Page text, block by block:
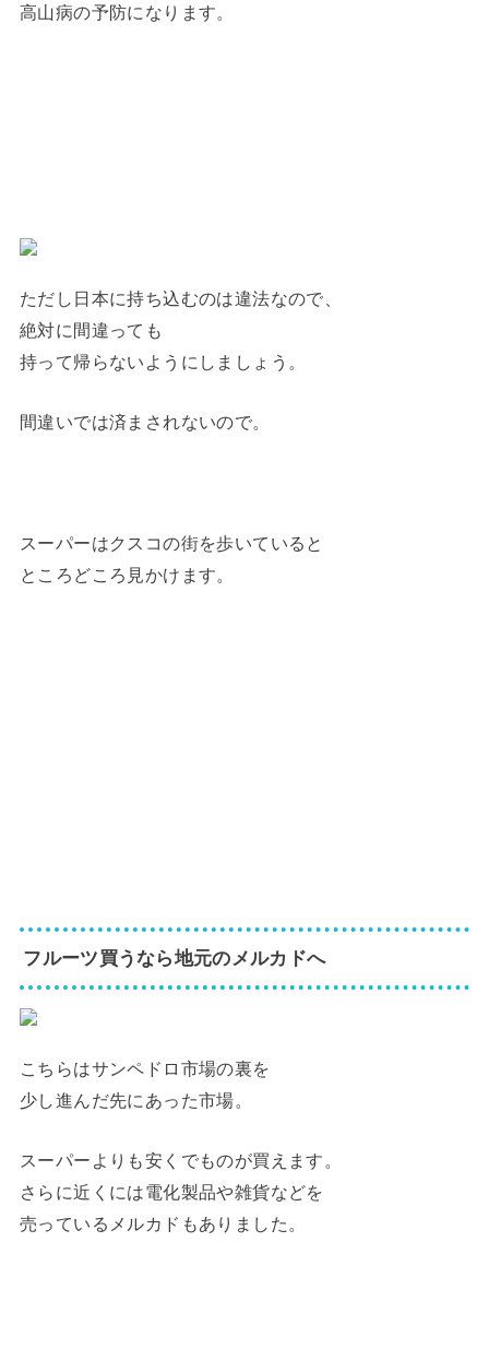
高山病の予防になります。
ただし日本に持ち込むのは違法なので、
絶対に間違っても
持って帰らないようにしましょう。
間違いでは済まされないので。
スーパーはクスコの街を歩いていると
ところどころ見かけます。
フルーツ買うなら地元のメルカドへ
こちらはサンペドロ市場の裏を
少し進んだ先にあった市場。
スーパーよりも安くでものが買えます。
さらに近くには電化製品や雑貨などを
売っているメルカドもありました。